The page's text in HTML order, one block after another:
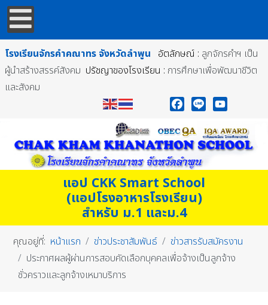
โรงเรียนจักรคำคณาทร จังหวัดลำพูน อัตลักษณ์ : ลูกจักรคำฯ เป็น
ผู้นำสร้างสรรค์สังคม ปรัชญาของโรงเรียน : การศึกษาเพื่อพัฒนาชีวิต
และสังคม
แอป CKK Smart School
(แอปโรงอาหารโรงเรียน)
สำหรับ ม.1 และม.4
คุณอยู่ที่: หน้าแรก ข่าวประชาสัมพันธ์
ข่าวสารรับสมัครงาน
ประกาศผลผู้ผ่านการสอบคัดเลือกบุคคลเพื่อจ้างเป็นลูกจ้าง
ชั่วคราวและลูกจ้างเหมาบริการ